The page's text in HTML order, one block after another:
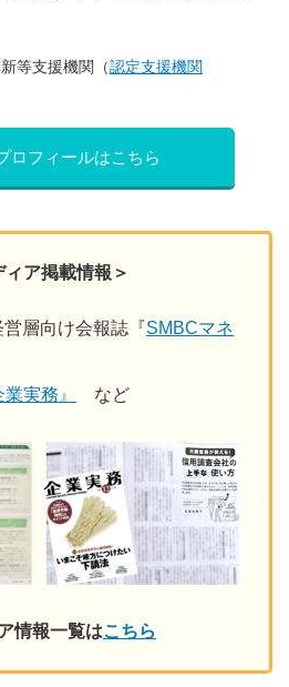
等支援機関（認定支援機関
ロフィールはこちら
ィア掲載情報＞
層向け会報誌『 SMBCマネ
業実務』 など
情報一覧はこちら